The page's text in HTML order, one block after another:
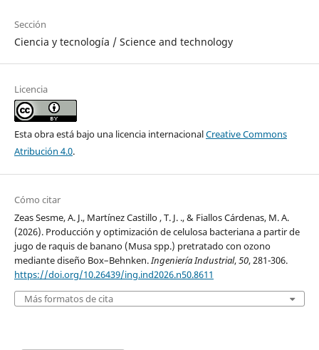
Sección
Ciencia y tecnología / Science and technology
Licencia
Esta obra está bajo una licencia internacionalCreative Commons
Atribución 4.0.
Cómo citar
Zeas Sesme, A. J., Martínez Castillo , T. J. ., & Fiallos Cárdenas, M. A.
(2026). Producción y optimización de celulosa bacteriana a partir de
jugo de raquis de banano (Musa spp.) pretratado con ozono
mediante diseño Box–Behnken.Ingeniería Industrial,50, 281-306.
https://doi.org/10.26439/ing.ind2026.n50.8611
Más formatos de cita